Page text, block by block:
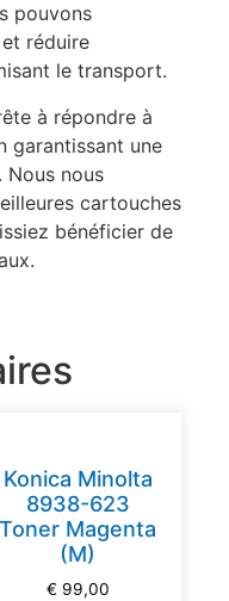
pouvons
réduire
le transport.
à répondre à
garantissant une
nous
cartouches
bénéficier de
Konica Minolta
8938-623
Toner Magenta
(M)
€ 99,00